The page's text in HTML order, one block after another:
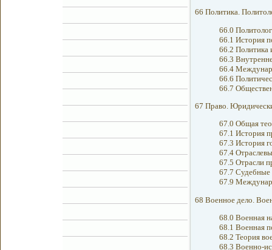
66 Политика.
66.0
66.1 История
66.2 Политика
66.3
66.4
66.6
66.7
67 Право.
67.0 Общая
67.1 История
67.3 История
67.4
67.5 Отрасли
67.7 Судебные
67.9
68 Военное дело.
68.0 Военная
68.1 Военная
68.2 Теория
68.3 Военно-